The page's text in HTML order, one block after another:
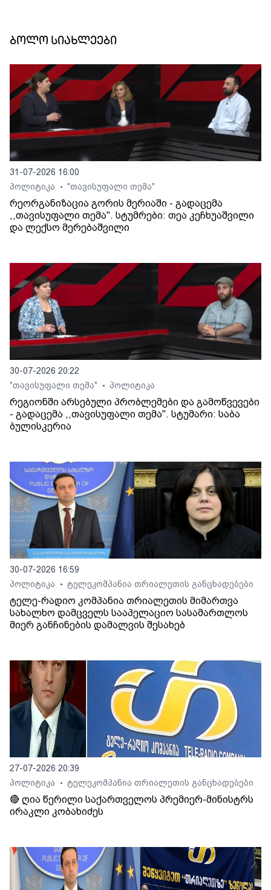
ბოლო სიახლეები
31-07-2026 16:00
პოლიტიკა
• "თავისუფალი თემა"
რეორგანიზაცია გორის მერიაში - გადაცემა
,,თავისუფალი თემა". სტუმრები: თეა კეჩხუაშვილი
და ლექსო მერებაშვილი
30-07-2026 20:22
"თავისუფალი თემა"
• პოლიტიკა
რეგიონში არსებული პრობლემები და გამოწვევები
- გადაცემა ,,თავისუფალი თემა". სტუმარი: საბა
ბულისკერია
30-07-2026 16:59
პოლიტიკა
• ტელეკომპანია თრიალეთის განცხადებები
ტელე-რადიო კომპანია თრიალეთის მიმართვა
სახალხო დამცველს სააპელაციო სასამართლოს
მიერ განჩინების დამალვის შესახებ
27-07-2026 20:39
პოლიტიკა
• ტელეკომპანია თრიალეთის განცხადებები
🔴 ღია წერილი საქართველოს პრემიერ-მინისტრს
ირაკლი კობახიძეს